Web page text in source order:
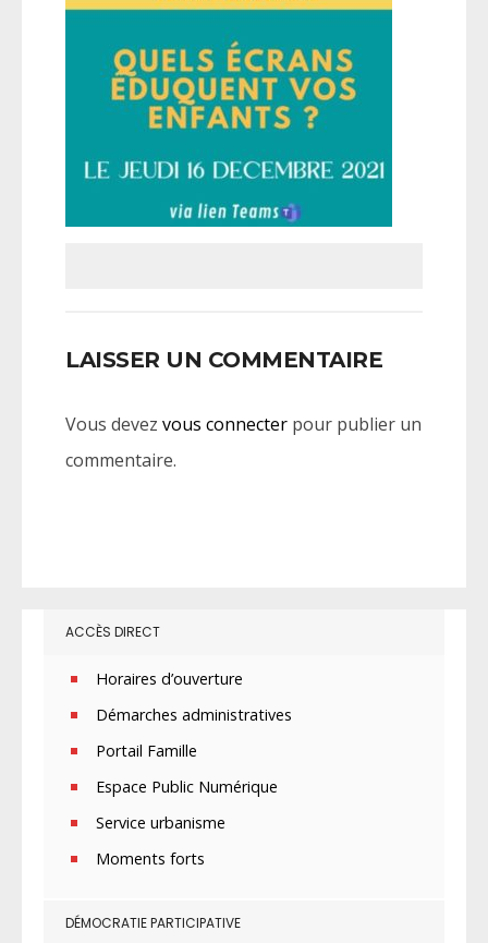
LAISSER UN COMMENTAIRE
Vous devez vous connecter pour publier un
commentaire.
ACCÈS DIRECT
Horaires d’ouverture
Démarches administratives
Portail Famille
Espace Public Numérique
Service urbanisme
Moments forts
DÉMOCRATIE PARTICIPATIVE